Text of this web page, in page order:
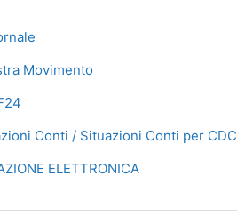
Movimento
Conti / Situazioni Conti per CDC
ELETTRONICA